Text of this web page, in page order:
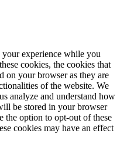
experience while you
cookies, the cookies that
on your browser as they are
of the website. We
analyze and understand how
be stored in your browser
the option to opt-out of these
cookies may have an effect